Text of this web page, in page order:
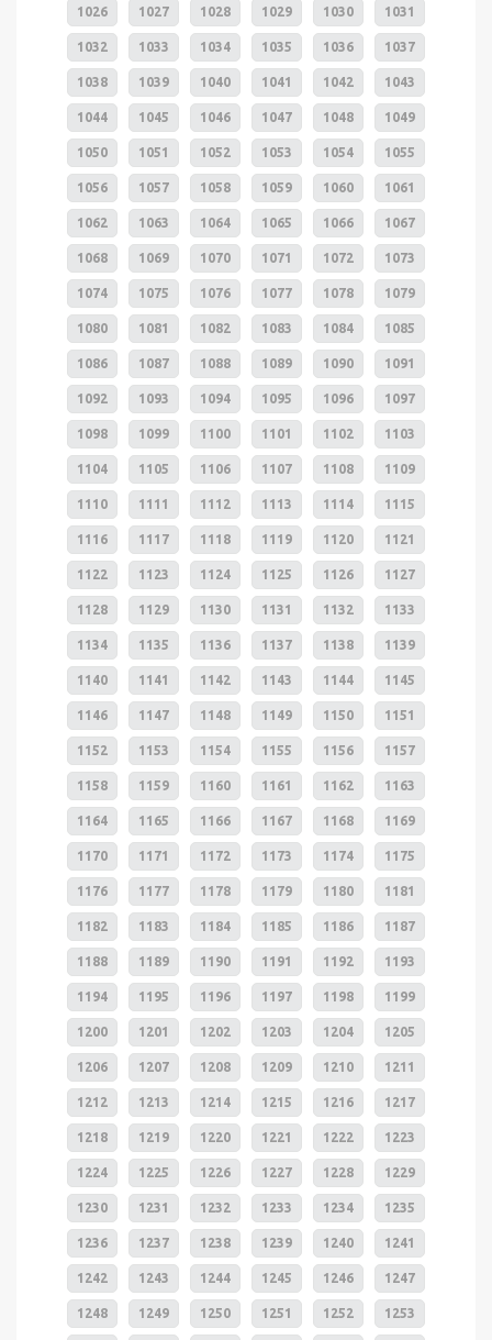
1026 1027 1028 1029 1030 1031
1032 1033 1034 1035 1036 1037
1038 1039 1040 1041 1042 1043
1044 1045 1046 1047 1048 1049
1050 1051 1052 1053 1054 1055
1056 1057 1058 1059 1060 1061
1062 1063 1064 1065 1066 1067
1068 1069 1070 1071 1072 1073
1074 1075 1076 1077 1078 1079
1080 1081 1082 1083 1084 1085
1086 1087 1088 1089 1090 1091
1092 1093 1094 1095 1096 1097
1098 1099 1100 1101 1102 1103
1104 1105 1106 1107 1108 1109
1110 1111 1112 1113 1114 1115
1116 1117 1118 1119 1120 1121
1122 1123 1124 1125 1126 1127
1128 1129 1130 1131 1132 1133
1134 1135 1136 1137 1138 1139
1140 1141 1142 1143 1144 1145
1146 1147 1148 1149 1150 1151
1152 1153 1154 1155 1156 1157
1158 1159 1160 1161 1162 1163
1164 1165 1166 1167 1168 1169
1170 1171 1172 1173 1174 1175
1176 1177 1178 1179 1180 1181
1182 1183 1184 1185 1186 1187
1188 1189 1190 1191 1192 1193
1194 1195 1196 1197 1198 1199
1200 1201 1202 1203 1204 1205
1206 1207 1208 1209 1210 1211
1212 1213 1214 1215 1216 1217
1218 1219 1220 1221 1222 1223
1224 1225 1226 1227 1228 1229
1230 1231 1232 1233 1234 1235
1236 1237 1238 1239 1240 1241
1242 1243 1244 1245 1246 1247
1248 1249 1250 1251 1252 1253